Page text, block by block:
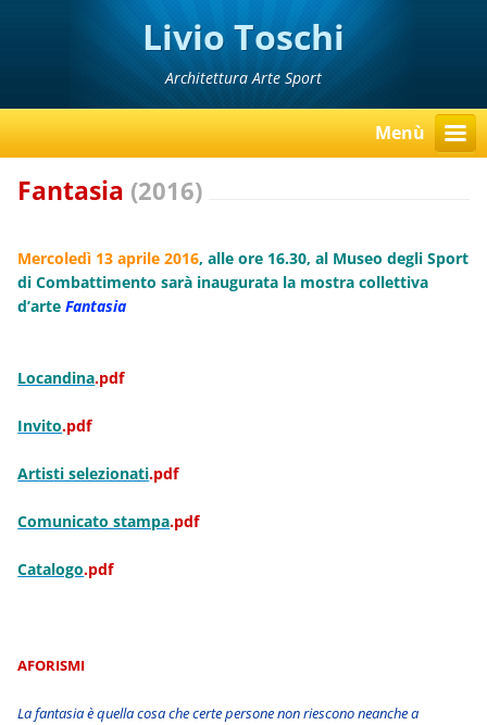
Livio Toschi
Architettura Arte Sport
Menù
Fantasia (2016)
Mercoledì 13 aprile 2016, alle ore 16.30, al Museo degli Sport
di Combattimento sarà inaugurata la mostra collettiva
d’arteFantasia
Locandina.pdf
Invito.pdf
Artisti selezionati.pdf
Comunicato stampa.pdf
Catalogo.pdf
AFORISMI
La fantasia è quella cosa che certe persone non riescono neanche a